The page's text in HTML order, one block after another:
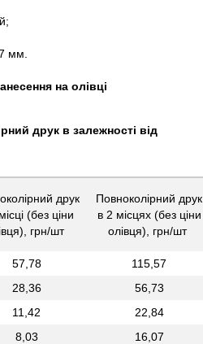
мм.
на олівці
друк в залежності від
друк
(без ціни
грн/шт
Повноколірний друк
в 2 місцях (без ціни
олівця), грн/шт
57,78
115,57
28,36
56,73
11,42
22,84
8,03
16,07